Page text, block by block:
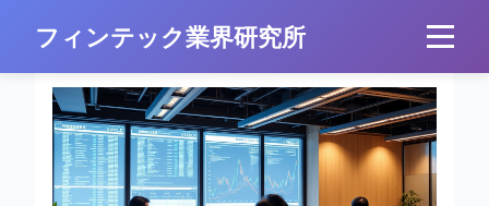
フィンテック業界研究所